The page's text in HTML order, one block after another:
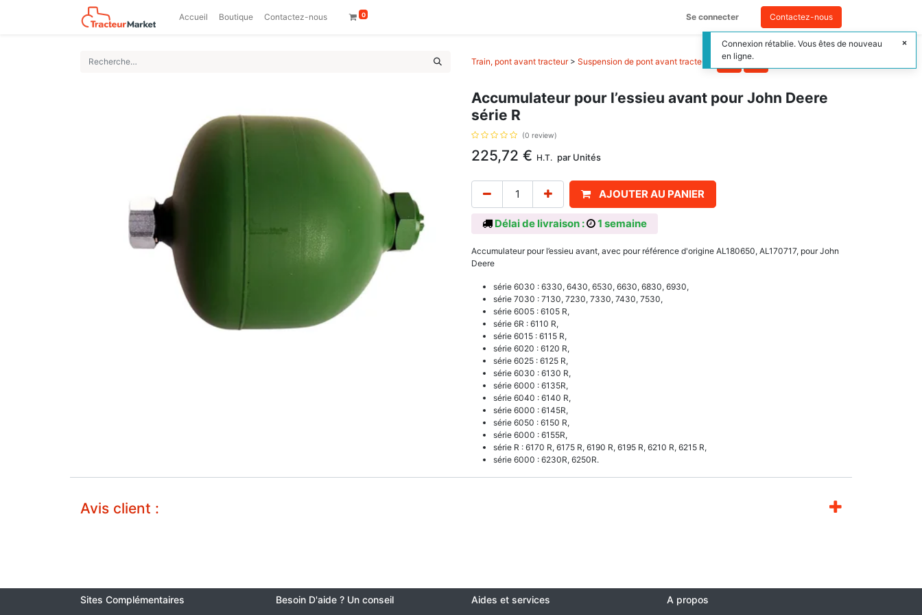
Accueil Boutique Contactez-nous 0 Se connecter Contactez-nous
Train, pont avant tracteur> Suspension de pont avant tracteur
Accumulateur pour l’essieu avant pour John Deere
série R
(0 review)
225,72 € H.T. par Unités
AJOUTER AU PANIER
Délai de livraison : 1 semaine
Accumulateur pour l’essieu avant, avec pour référence d'origine AL180650, AL170717, pour John
Deere
série 6030 : 6330, 6430, 6530, 6630, 6830, 6930,
série 7030 : 7130, 7230, 7330, 7430, 7530,
série 6005 : 6105 R,
série 6R : 6110 R,
série 6015 : 6115 R,
série 6020 : 6120 R,
série 6025 : 6125 R,
série 6030 : 6130 R,
série 6000 : 6135R,
série 6040 : 6140 R,
série 6000 : 6145R,
série 6050 : 6150 R,
série 6000 : 6155R,
série R : 6170 R, 6175 R, 6190 R, 6195 R, 6210 R, 6215 R,
série 6000 : 6230R, 6250R.
Avis client :
Sites Complémentaires Besoin D'aide ? Un conseil Aides et services A propos
Connexion rétablie. Vous êtes de nouveau
en ligne.